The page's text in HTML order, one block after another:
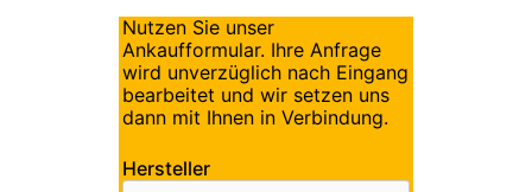
Nutzen Sie unser
Ankaufformular. Ihre Anfrage
wird unverzüglich nach Eingang
bearbeitet und wir setzen uns
dann mit Ihnen in Verbindung.
Hersteller